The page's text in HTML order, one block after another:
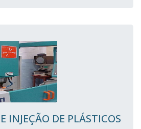
INJEÇÃO DE PLÁSTICOS